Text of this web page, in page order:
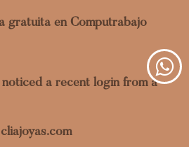
gratuita en Computrabajo
a recent login from a